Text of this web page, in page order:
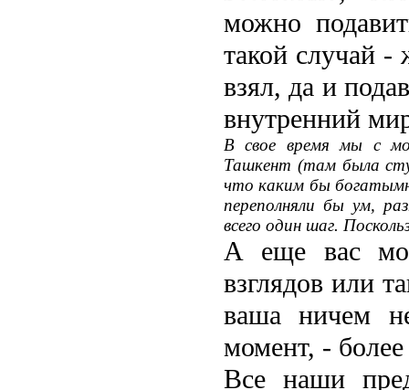
можно
такой случай -
взял, да и
внутренний
В свое время мы с
Ташкент (там была
что каким бы
переполняли бы ум,
всего один шаг.
А еще вас
взглядов или
ваша ничем
момент, -
Все наши